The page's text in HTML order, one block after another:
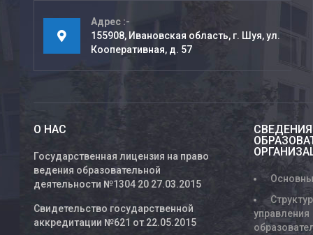
Адрес
155908, Ивановская область, г. Шуя, ул.
Кооперативная, д. 57
О НАС
Государственная лицензия на право
ведения образовательной
деятельности №1304 20 27.03.2015
Свидетельство государственной
аккредитации №621 от 22.05.2015
управления